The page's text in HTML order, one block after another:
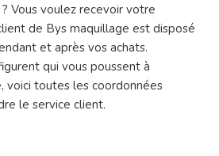
Vous voulez recevoir votre
de Bys maquillage est disposé
et après vos achats.
qui vous poussent à
voici toutes les coordonnées
le service client.